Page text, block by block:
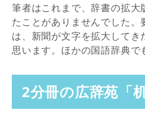
筆者はこれまで、辞書の拡大
たことがありませんでした。
は、新聞が文字を拡大してき
思います。ほかの国語辞典で
2分冊の広辞苑「